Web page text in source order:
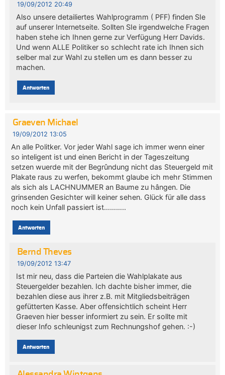
19/09/2012 20:49
Also unsere detailiertes Wahlprogramm ( PFF) finden SIe
auf unserer Internetseite. Sollten SIe irgendwelche Fragen
haben stehe ich Ihnen gerne zur Verfügung Herr Davids.
Und wenn ALLE Politiker so schlecht rate ich Ihnen sich
selber mal zur Wahl zu stellen um es dann besser zu
machen.
Antworten
Graeven Michael
19/09/2012 13:05
An alle Politker. Vor jeder Wahl sage ich immer wenn einer
so inteligent ist und einen Bericht in der Tageszeitung
setzen wuerde mit der Begrûndung nicht das Steuergeld mit
Plakate raus zu werfen, bekommt glaube ich mehr Stimmen
als sich als LACHNUMMER an Baume zu hângen. Die
grinsenden Gesichter will keiner sehen. Glück für alle dass
noch kein Unfall passiert ist………..
Antworten
Bernd Theves
19/09/2012 13:47
Ist mir neu, dass die Parteien die Wahlplakate aus
Steuergelder bezahlen. Ich dachte bisher immer, die
bezahlen diese aus ihrer z.B. mit Mitgliedsbeiträgen
gefütterten Kasse. Aber offensichtlich scheint Herr
Graeven hier besser informiert zu sein. Er sollte mit
dieser Info schleunigst zum Rechnungshof gehen. :-)
Antworten